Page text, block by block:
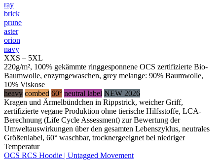
ray
brick
prune
aster
orion
navy
XXS – 5XL
220g/m², 100% gekämmte ringgesponnene OCS zertifizierte Bio-
Baumwolle, enzymgewaschen, grey melange: 90% Baumwolle,
10% Viskose
heavy combed 60° neutral label NEW 2026
Kragen und Ärmelbündchen in Rippstrick, weicher Griff,
zertifizierte vegane Produktion ohne tierische Hilfsstoffe, LCA-
Berechnung (Life Cycle Assessment) zur Bewertung der
Umweltauswirkungen über den gesamten Lebenszyklus, neutrales
Größenlabel, 60° waschbar, trocknergeeignet bei niedriger
Temperatur
OCS RCS Hoodie | Untagged Movement